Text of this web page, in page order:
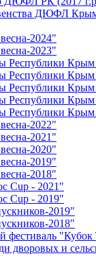
ДЮФЛ
2024"
2023"
Республики Крым
Республики Крым
Республики Крым
Республики Крым
Республики Крым
2022"
2021"
2020"
2019"
2018"
Cup - 2021"
Cup - 2019"
2019"
2018"
фестиваль
дворовых и